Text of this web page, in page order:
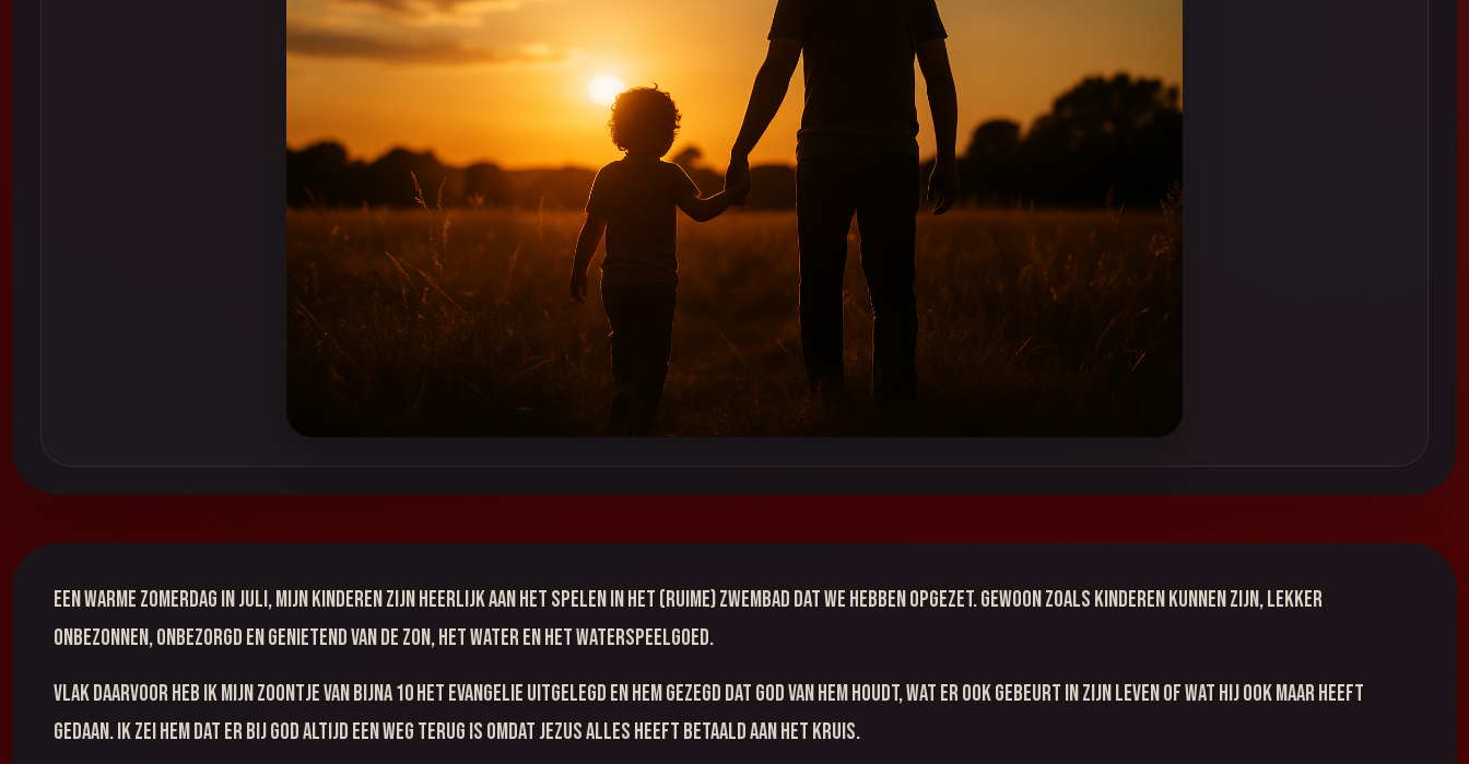
Een warme zomerdag in Juli, mijn kinderen zijn heerlijk aan het spelen in het (ruime) zwembad dat we hebben opgezet. Gewoon zoals kinderen kunnen zijn, lekker
onbezonnen, onbezorgd en genietend van de zon, het water en het waterspeelgoed.
Vlak daarvoor heb ik mijn zoontje van bijna 10 het evangelie uitgelegd en hem gezegd dat God van hem houdt, wat er ook gebeurt in zijn leven of wat hij ook maar heeft
gedaan. Ik zei hem dat er bij God altijd een weg terug is omdat Jezus alles heeft betaald aan het kruis.